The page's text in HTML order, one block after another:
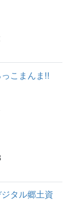
こまんま!!
タル郷土資